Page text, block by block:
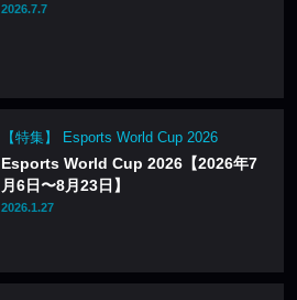
2026.7.7
【特集】 Esports World Cup 2026
Esports World Cup 2026【2026年7
月6日〜8月23日】
2026.1.27